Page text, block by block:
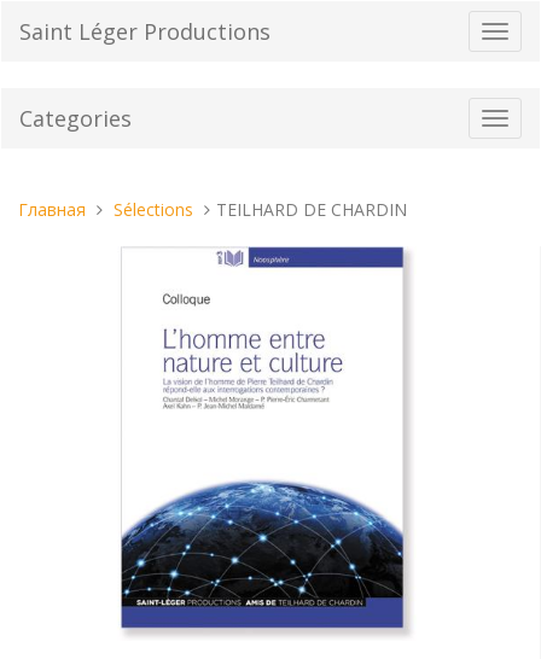
Saint Léger Productions
Categories
Вы
Главная Sélections TEILHARD DE CHARDIN